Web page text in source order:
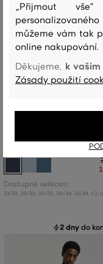
DŽÍNY GANT REGULAR
Dostupné velikosti:
31/32 32/32 33/32 30/34 31/34 +3
2 dny do
„Přijmout
můžeme vám tak
online nakupování.
Děkujeme, k
Zásady použití